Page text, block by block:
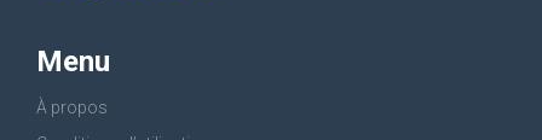
Menu
À propos